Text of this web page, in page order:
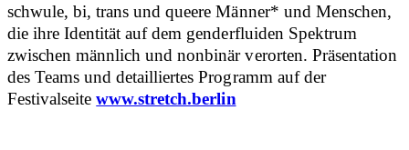
schwule, bi, trans und queere Männer* und Menschen,
die ihre Identität auf dem genderfluiden Spektrum
zwischen männlich und nonbinär verorten. Präsentation
des Teams und detailliertes Programm auf der
Festivalseitewww.stretch.berlin